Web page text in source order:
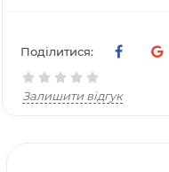
Поділитися:
Залишити відгук